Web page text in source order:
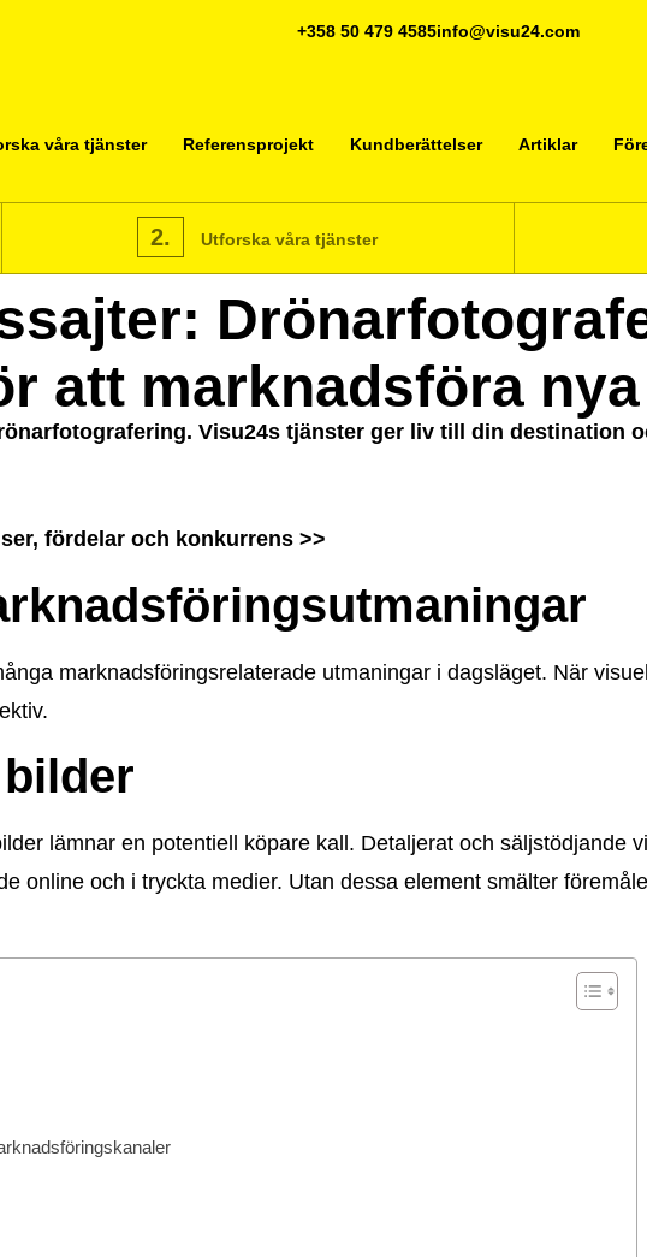
+358 50 479 4585info@visu24.com
våra tjänster Referensprojekt Kundberättelser Artiklar
2. Utforska våra tjänster
att marknadsföra
Visu24s tjänster ger liv till din destination
fördelar och konkurrens >>
marknadsföringsrelaterade utmaningar i dagsläget. När
lämnar en potentiell köpare kall. Detaljerat och säljstödjande
online och i tryckta medier. Utan dessa element smälter